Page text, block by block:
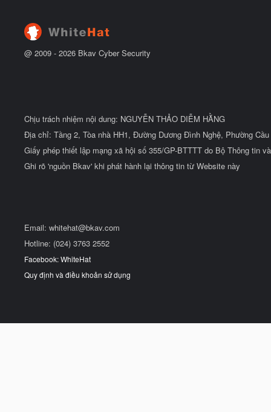
@ 2009 - 2026 Bkav Cyber Security
Chịu trách nhiệm nội dung: NGUYỄN THẢO DIỄM HẰNG
Địa chỉ: Tầng 2, Tòa nhà HH1, Đường Dương Đình Nghệ, Phường
Giấy phép thiết lập mạng xã hội số 355/GP-BTTTT do Bộ Thông tin
Ghi rõ 'nguồn Bkav' khi phát hành lại thông tin từ Website này
Email: whitehat@bkav.com
Hotline: (024) 3763 2552
Facebook: WhiteHat
Quy định và điều khoản sử dụng